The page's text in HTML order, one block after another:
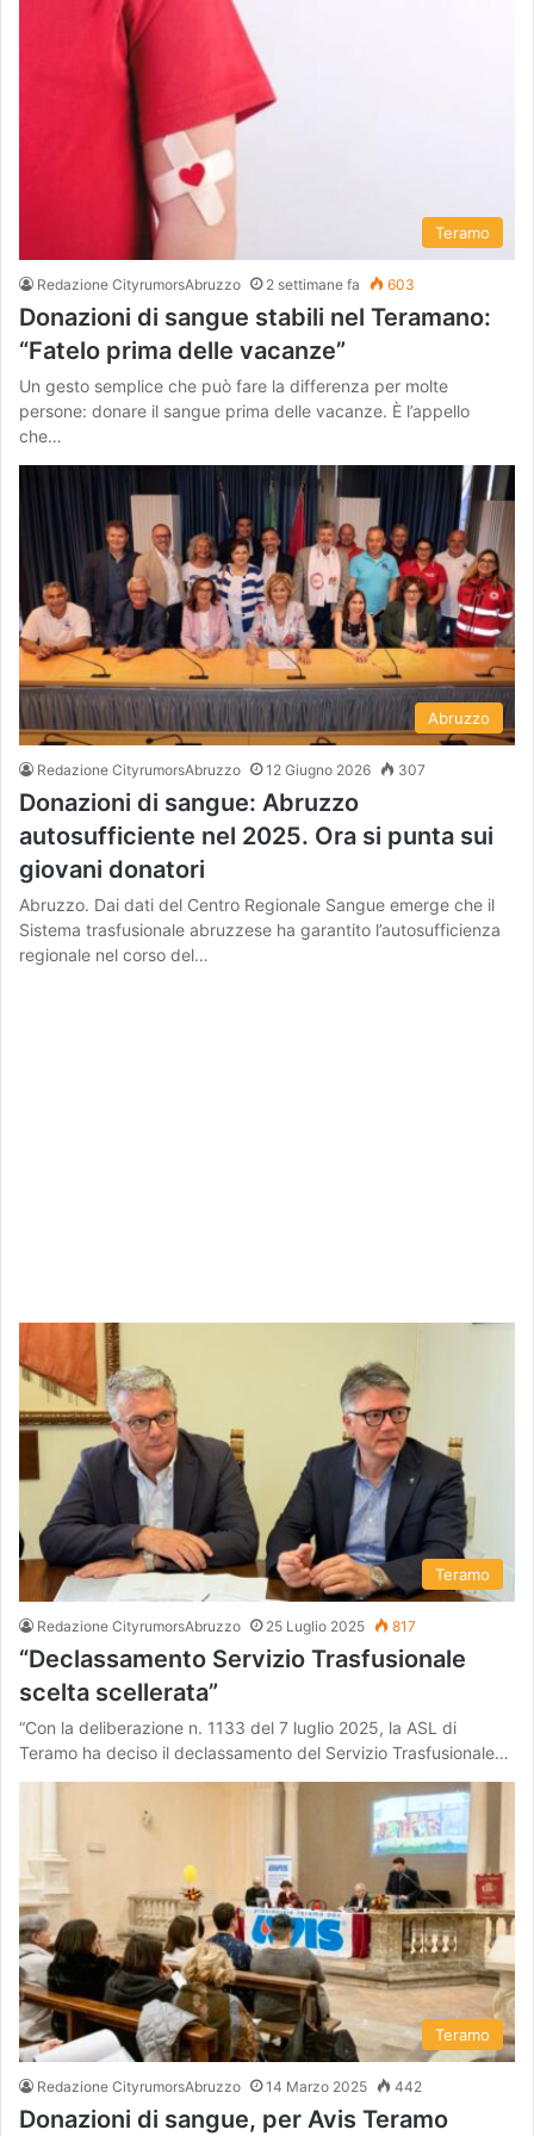
Teramo
Redazione CityrumorsAbruzzo 2 settimane fa 603
Donazioni di sangue stabili nel Teramano:
“Fatelo prima delle vacanze”
Un gesto semplice che può fare la differenza per molte
persone: donare il sangue prima delle vacanze. È l’appello
che…
Abruzzo
Redazione CityrumorsAbruzzo 12 Giugno 2026 307
Donazioni di sangue: Abruzzo
autosufficiente nel 2025. Ora si punta sui
giovani donatori
Abruzzo. Dai dati del Centro Regionale Sangue emerge che il
Sistema trasfusionale abruzzese ha garantito l’autosufficienza
regionale nel corso del…
Teramo
Redazione CityrumorsAbruzzo 25 Luglio 2025 817
“Declassamento Servizio Trasfusionale
scelta scellerata”
“Con la deliberazione n. 1133 del 7 luglio 2025, la ASL di
Teramo ha deciso il declassamento del Servizio Trasfusionale…
Teramo
Redazione CityrumorsAbruzzo 14 Marzo 2025 442
Donazioni di sangue, per Avis Teramo